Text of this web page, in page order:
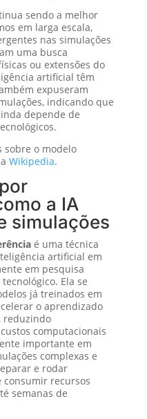
sendo a melhor
em larga escala,
nas simulações
uma busca
ou extensões do
artificial têm
expuseram
indicando que
depende de
sobre o modelo
Wikipedia.
a IA
simulações
é uma técnica
artificial em
em pesquisa
Ela se
já treinados em
o aprendizado
reduzindo
computacionais
importante em
complexas e
e rodar
consumir recursos
semanas de